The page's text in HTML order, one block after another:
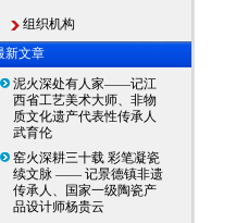
组织机构
新文章
泥火深处有人家——记江
西省工艺美术大师、非物
质文化遗产代表性传承人
武育伦
窑火深耕三十载 彩笔凝瓷
续文脉 —— 记景德镇非遗
传承人、国家一级陶瓷产
品设计师杨贵云